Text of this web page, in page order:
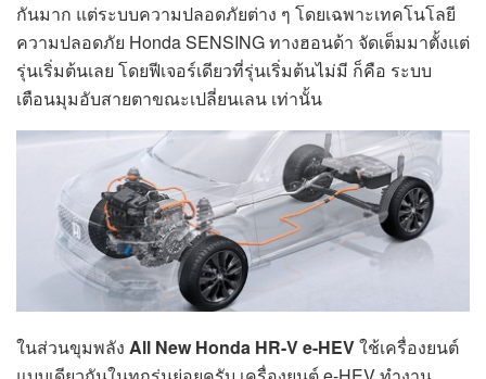
กันมาก แต่ระบบความปลอดภัยต่าง ๆ โดยเฉพาะเทคโนโลยี
ความปลอดภัย Honda SENSING ทางฮอนด้า จัดเต็มมาตั้งแต่
รุ่นเริ่มต้นเลย โดยฟีเจอร์เดียวที่รุ่นเริ่มต้นไม่มี ก็คือ ระบบ
เตือนมุมอับสายตาขณะเปลี่ยนเลน เท่านั้น
ในส่วนขุมพลัง All New Honda HR-V e-HEVใช้เครื่องยนต์